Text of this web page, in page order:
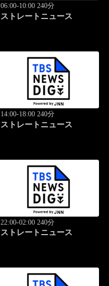
06:00-10:00 240分
ストレートニュース
14:00-18:00 240分
ストレートニュース
22:00-02:00 240分
ストレートニュース